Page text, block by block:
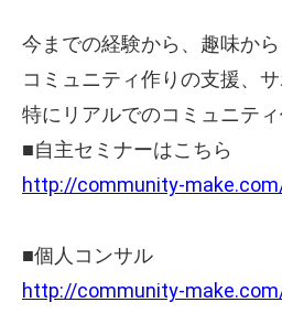
今までの経験から、趣味から
コミュニティ作りの支援、サ
特にリアルでのコミュニティ
■自主セミナーはこちら
http://community-
■個人コンサル
http://community-